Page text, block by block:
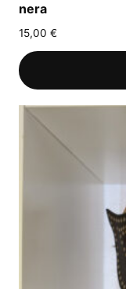
nera
15,00 €